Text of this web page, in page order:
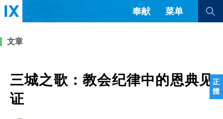
正
體
奉献 菜单
查看全部
查看全部
文章
三城之歌：教会纪律中的恩典见
证